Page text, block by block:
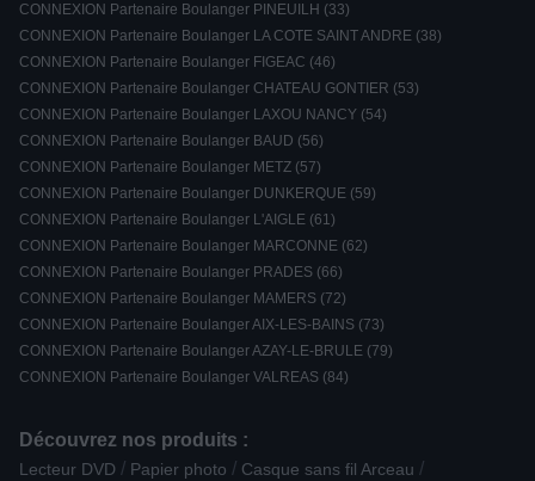
CONNEXION Partenaire Boulanger PINEUILH (33)
CONNEXION Partenaire Boulanger LA COTE SAINT ANDRE (38)
CONNEXION Partenaire Boulanger FIGEAC (46)
CONNEXION Partenaire Boulanger CHATEAU GONTIER (53)
CONNEXION Partenaire Boulanger LAXOU NANCY (54)
CONNEXION Partenaire Boulanger BAUD (56)
CONNEXION Partenaire Boulanger METZ (57)
CONNEXION Partenaire Boulanger DUNKERQUE (59)
CONNEXION Partenaire Boulanger L'AIGLE (61)
CONNEXION Partenaire Boulanger MARCONNE (62)
CONNEXION Partenaire Boulanger PRADES (66)
CONNEXION Partenaire Boulanger MAMERS (72)
CONNEXION Partenaire Boulanger AIX-LES-BAINS (73)
CONNEXION Partenaire Boulanger AZAY-LE-BRULE (79)
CONNEXION Partenaire Boulanger VALREAS (84)
Découvrez nos produits :
Lecteur DVD / Papier photo / Casque sans fil Arceau /